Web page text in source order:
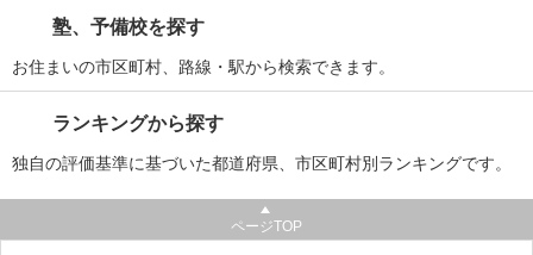
塾、予備校を探す
お住まいの市区町村、路線・駅から検索できます。
ランキングから探す
独自の評価基準に基づいた都道府県、市区町村別ランキングです。
ページTOP